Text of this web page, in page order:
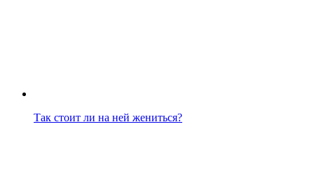
Так стоит ли на ней жениться?